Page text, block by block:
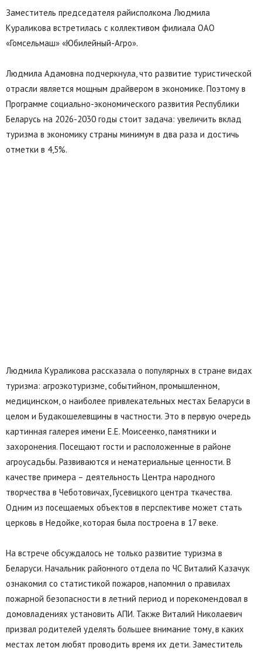
Заместитель председателя райисполкома Людмила
Кураликова встретилась с коллективом филиала ОАО
«Гомсельмаш» «Юбилейный-Агро».
Людмила Адамовна подчеркнула, что развитие туристической
отрасли является мощным драйвером в экономике. Поэтому в
Программе социально-экономического развития Республики
Беларусь на 2026-2030 годы стоит задача: увеличить вклад
туризма в экономику страны минимум в два раза и достичь
отметки в 4,5%.
Людмила Кураликова рассказала о популярных в стране видах
туризма: агроэкотуризме, событийном, промышленном,
медицинском, о наиболее привлекательных местах Беларуси в
целом и Будакошелевщины в частности. Это в первую очередь
картинная галерея имени Е.Е. Моисеенко, памятники и
захоронения. Посещают гости и расположенные в районе
агроусадьбы. Развиваются и нематериальные ценности. В
качестве примера – деятельность Центра народного
творчества в Чеботовичах, Гусевицкого центра ткачества.
Одним из посещаемых объектов в перспективе может стать
церковь в Недойке, которая была построена в 17 веке.
На встрече обсуждалось не только развитие туризма в
Беларуси. Начальник районного отдела по ЧС Виталий Казачук
ознакомил со статистикой пожаров, напомнил о правилах
пожарной безопасности в летний период и порекомендовал в
домовладениях установить АПИ. Также Виталий Николаевич
призвал родителей уделять большее внимание тому, в каких
местах летом любят проводить время их дети. Заместитель